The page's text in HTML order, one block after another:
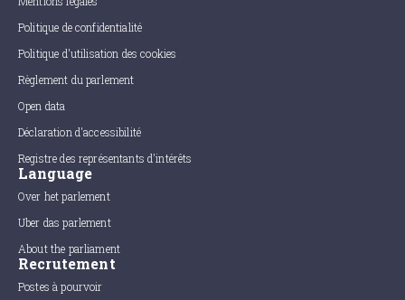
Politique de confidentialité
Politique d'utilisation des cookies
Règlement du parlement
Open data
Déclaration d'accessibilité
Registre des représentants d'intérêts
Language
Over het parlement
Uber das parlement
About the parliament
Recrutement
Postes à pourvoir